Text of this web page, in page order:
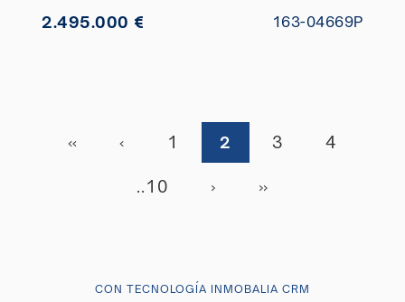
2.495.000 € 163-04669P
« ‹ 1 2 3 4
..10 › »
CON TECNOLOGÍA INMOBALIA CRM